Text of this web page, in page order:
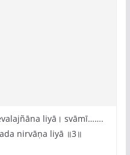
liyā। svāmī…….
nirvāṇa liyā ॥3॥